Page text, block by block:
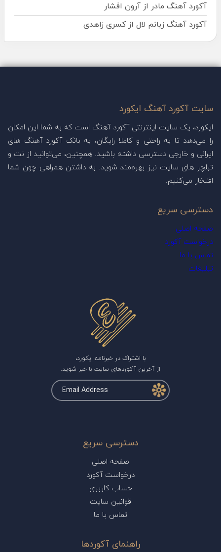
آکورد آهنگ مادر از آرون افشار
آکورد آهنگ زبانم لال از کسری زاهدی
سایت آکورد آهنگ ایکورد
ایکورد، یک سایت اینترنتی آکورد آهنگ است که به شما این امکان
را می‌دهد تا به راحتی و کاملا رایگان، به بانک آکورد آهنگ های
ایرانی و خارجی دسترسی داشته باشید. همچنین، می‌توانید از نت و
تبلچر های سایت نیز بهره‌مند شوید. به داشتن همراهی چون شما
افتخار می‌کنیم.
دسترسی سریع
صفحه اصلی
درخواست آکورد
تماس با ما
تبلیغات
با اشتراک در خبرنامه ایکورد،
از آخرین آکوردهای سایت با خبر شوید.
دسترسی سریع
صفحه اصلی
درخواست آکورد
حساب کاربری
قوانین سایت
تماس با ما
راهنمای آکوردها